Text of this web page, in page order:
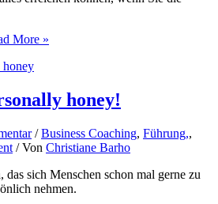
More »
honey!
/Business Coaching, Führung,,
/ Von Christiane Barho
das sich Menschen schon mal gerne zu
nehmen.